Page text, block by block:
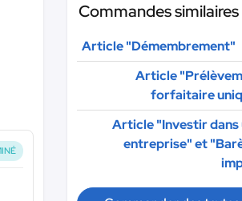
Commandes similaires
Article "Démembrement"
Article
forfaitaire
Article "Investir dans
entreprise" et